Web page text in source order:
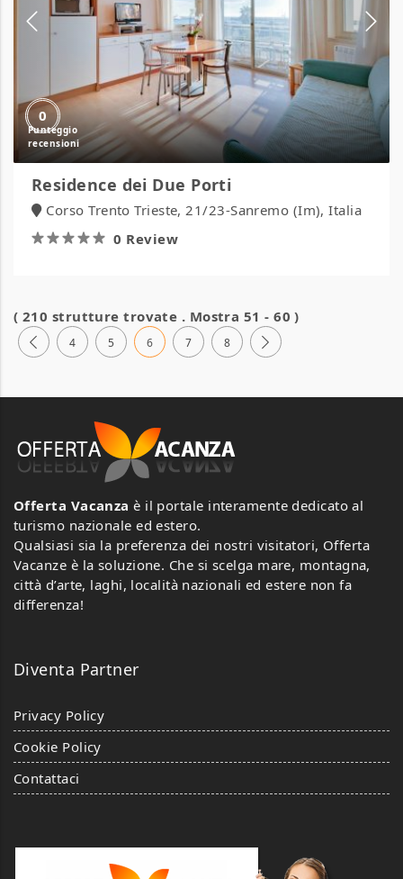
0
Residence dei Due Porti
Corso Trento Trieste, 21/23-Sanremo (Im), Italia
0 Review
( 210 strutture trovate . Mostra 51 - 60 )
4 5 6 7 8
Offerta Vacanza è il portale interamente dedicato al
turismo nazionale ed estero.
Qualsiasi sia la preferenza dei nostri visitatori, Offerta
Vacanze è la soluzione. Che si scelga mare, montagna,
città d’arte, laghi, località nazionali ed estere non fa
differenza!
Diventa Partner
Privacy Policy
Cookie Policy
Contattaci